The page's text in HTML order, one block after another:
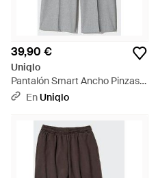
39,90 €
Uniqlo
Pantalón Smart Ancho Pinzas -
GrisEnUniqlo